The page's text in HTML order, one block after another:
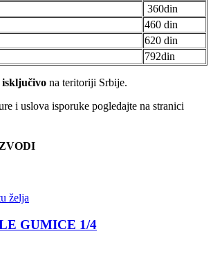
360din
460 din
620 din
792din
isključivo na teritoriji Srbije.
i uslova isporuke pogledajte na stranici
želja
GUMICE 1/4